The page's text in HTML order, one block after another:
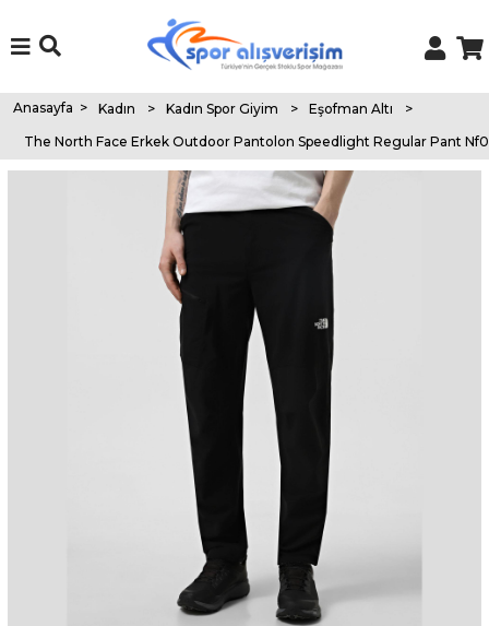
Anasayfa > Kadın > Kadın Spor Giyim > Eşofman Altı
>
The North Face Erkek Outdoor Pantolon Speedlight Regular Pant